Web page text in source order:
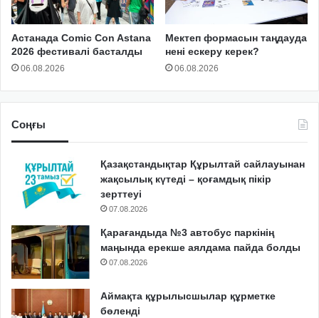
Астанада Comic Con Astana
2026 фестивалі басталды
06.08.2026
Мектеп формасын таңдауда
нені ескеру керек?
06.08.2026
Соңғы
Қазақстандықтар Құрылтай сайлауынан
жақсылық күтеді – қоғамдық пікір
зерттеуі
07.08.2026
Қарағандыда №3 автобус паркінің
маңында ерекше аялдама пайда болды
07.08.2026
Аймақта құрылысшылар құрметке
бөленді